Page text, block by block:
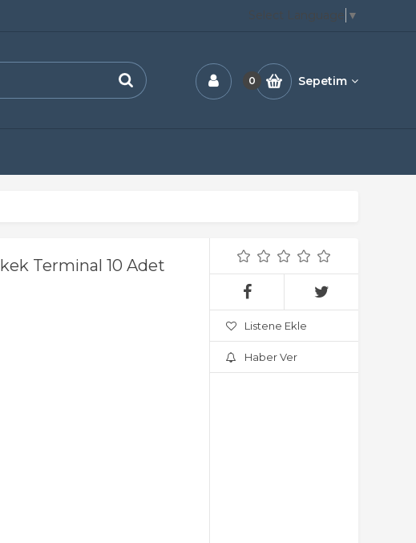
Select Language ▼
0 Sepetim
Terminal 10 Adet
Listene Ekle
Haber Ver